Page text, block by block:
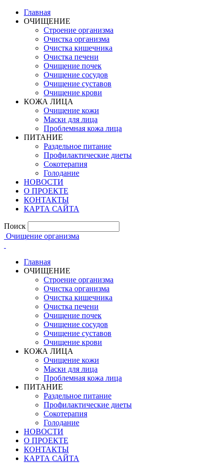
Главная
ОЧИЩЕНИЕ
Строение организма
Очистка организма
Очистка кишечника
Очистка печени
Очищение почек
Очищение сосудов
Очищение суставов
Очищение крови
КОЖА ЛИЦА
Очищение кожи
Маски для лица
Проблемная кожа лица
ПИТАНИЕ
Раздельное питание
Профилактические диеты
Сокотерапия
Голодание
НОВОСТИ
О ПРОЕКТЕ
КОНТАКТЫ
КАРТА САЙТА
Поиск
Очищение организма
Главная
ОЧИЩЕНИЕ
Строение организма
Очистка организма
Очистка кишечника
Очистка печени
Очищение почек
Очищение сосудов
Очищение суставов
Очищение крови
КОЖА ЛИЦА
Очищение кожи
Маски для лица
Проблемная кожа лица
ПИТАНИЕ
Раздельное питание
Профилактические диеты
Сокотерапия
Голодание
НОВОСТИ
О ПРОЕКТЕ
КОНТАКТЫ
КАРТА САЙТА